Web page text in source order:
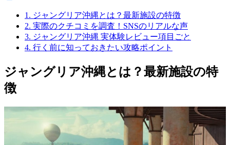
1. ジャングリア沖縄とは？最新施設の特徴
2. 実際のクチコミを調査！SNSのリアルな声
3. ジャングリア沖縄 実体験レビュー項目ごと
4. 行く前に知っておきたい攻略ポイント
ジャングリア沖縄とは？最新施設の特
徴